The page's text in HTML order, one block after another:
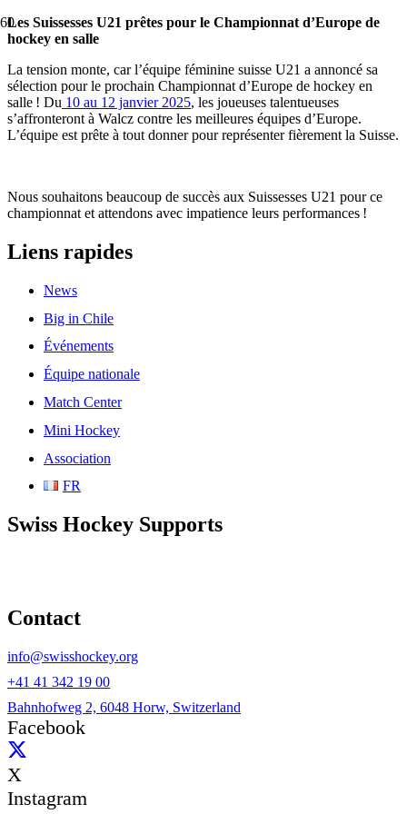
Les Suissesses U21 prêtes pour le Championnat d’Europe de
hockey en salle
La tension monte, car l’équipe féminine suisse U21 a annoncé sa
sélection pour le prochain Championnat d’Europe de hockey en
salle ! Du 10 au 12 janvier 2025, les joueuses talentueuses
s’affronteront à Walcz contre les meilleures équipes d’Europe.
L’équipe est prête à tout donner pour représenter fièrement la Suisse.
Nous souhaitons beaucoup de succès aux Suissesses U21 pour ce
championnat et attendons avec impatience leurs performances !
Liens rapides
News
Big in Chile
Événements
Équipe nationale
Match Center
Mini Hockey
Association
FR
Swiss Hockey Supports
Contact
info@swisshockey.org
+41 41 342 19 00
Bahnhofweg 2, 6048 Horw, Switzerland
Facebook
X
Instagram